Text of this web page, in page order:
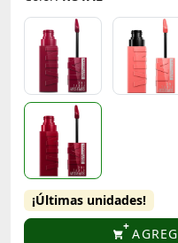
¡Últimas unidades!